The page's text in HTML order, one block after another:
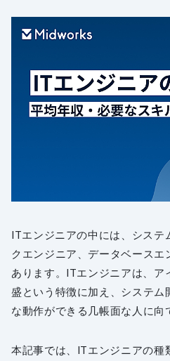
ITエンジニアの中には、シス
クエンジニア、データベース
あります。ITエンジニアは、ア
盛という特徴に加え、システム
な動作ができる几帳面な人に向
本記事では、ITエンジニアの種